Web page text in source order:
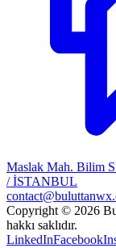
Maslak Mah. Bilim
/ İSTANBUL
Copyright © 2026
hakkı saklıdır.
LinkedInFacebook